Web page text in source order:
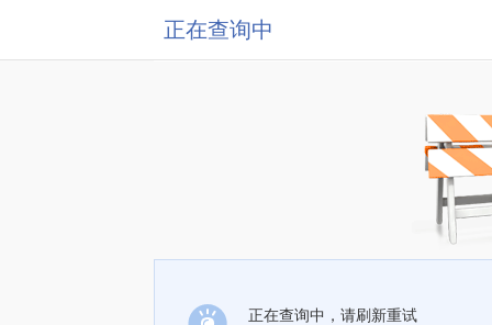
正在查询中
正在查询中，请刷新重试